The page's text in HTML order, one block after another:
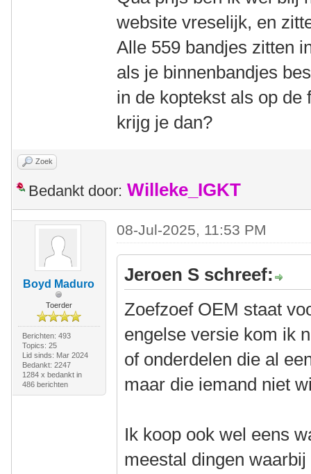
website vreselijk, en
Alle 559 bandjes zitten
als je binnenbandjes
in de koptekst als op de
krijg je dan?
Zoek
Bedankt door: Willeke_IGKT
Boyd Maduro
Toerder
Berichten: 493
Topics: 25
Lid sinds: Mar 2024
Bedankt: 2247
1284 x bedankt in
486 berichten
08-Jul-2025, 11:53 PM
Jeroen S schreef:
Zoefzoef OEM staat
engelse versie kom ik
of onderdelen die al
maar die iemand niet
Ik koop ook wel eens
meestal dingen